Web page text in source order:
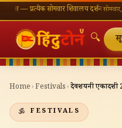
सोमवार शिवालय दर्शन का महत्व🌸 गणेश
🔍
Home ›Festivals ›देवशयनी एकादशी
FESTIVALS